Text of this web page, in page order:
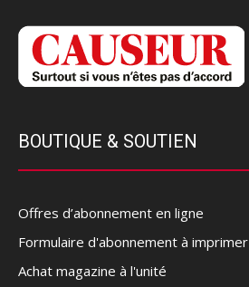
BOUTIQUE & SOUTIEN
Offres d’abonnement en ligne
Formulaire d'abonnement à imprimer
Achat magazine à l'unité